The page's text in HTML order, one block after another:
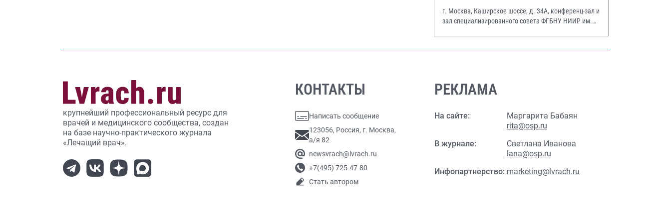
г. Москва, Каширское шоссе, д. 34А, конференц-зал и
зал специализированного совета ФГБНУ НИИР им.
крупнейший профессиональный ресурс для
врачей и медицинского сообщества, создан
на базе научно-практического журнала
«Лечащий врач».
КОНТАКТЫ
Написать сообщение
123056, Россия, г. Москва,
а/я 82
newsvrach@lvrach.ru
+7(495) 725-47-80
Стать автором
РЕКЛАМА
На сайте:
Маргарита Бабаян
rita@osp.ru
В журнале:
Светлана Иванова
lana@osp.ru
Инфопартнерство: marketing@lvrach.ru